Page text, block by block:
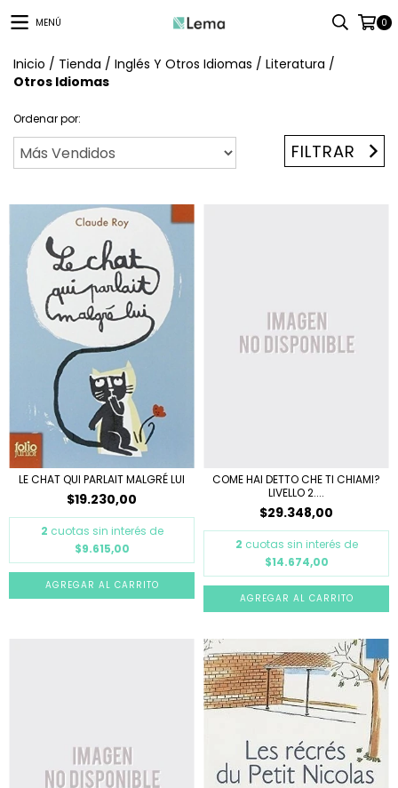
MENÚ 0
Inicio / Tienda / Inglés Y Otros Idiomas / Literatura /
Otros Idiomas
Ordenar por:
FILTRAR
LE CHAT QUI PARLAIT MALGRÉ LUI
$19.230,00
2 cuotas sin interés de
$9.615,00
COME HAI DETTO CHE TI CHIAMI?
LIVELLO 2....
$29.348,00
2 cuotas sin interés de
$14.674,00